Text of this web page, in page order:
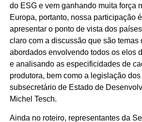
do ESG e vem ganhando muita força
Europa, portanto, nossa participação
apresentar o ponto de vista dos
claro com a discussão que são temas
abordados envolvendo todos os elos
e analisando as especificidades de
produtora, bem como a legislação
subsecretário de Estado de
Michel Tesch.
Ainda no roteiro, representantes da